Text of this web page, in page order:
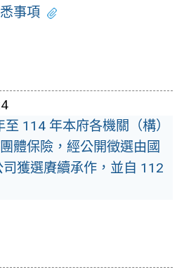
事項
至 114 年本府各機關（構）
體保險，經公開徵選由國
獲選賡續承作，並自 112